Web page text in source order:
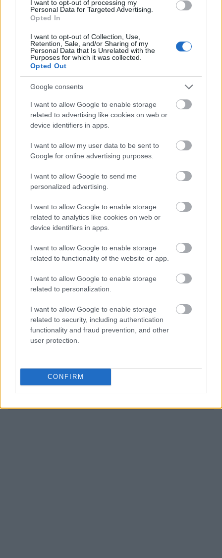
I want to opt-out of processing my
Personal Data for Targeted Advertising.
Opted In
I want to opt-out of Collection, Use,
Retention, Sale, and/or Sharing of my
Personal Data that Is Unrelated with the
Purposes for which it was collected.
Opted Out
Google consents
I want to allow Google to enable storage
related to advertising like cookies on web or
device identifiers in apps.
I want to allow my user data to be sent to
Google for online advertising purposes.
I want to allow Google to send me
personalized advertising.
I want to allow Google to enable storage
related to analytics like cookies on web or
device identifiers in apps.
I want to allow Google to enable storage
related to functionality of the website or app.
I want to allow Google to enable storage
related to personalization.
I want to allow Google to enable storage
related to security, including authentication
functionality and fraud prevention, and other
user protection.
CONFIRM
από τα λάθη τους», εξήγησε επισημαίνοντας ότι
AlphaZero (σ.σ. συστήματα τεχνητής νοημοσύνης
που αναπτύχθηκαν από την Google DeepMind).
Στα χρόνια που ακολούθησαν συμμετείχε σε
μερικά από τα σημαντικότερα breakthroughs της
σύγχρονης AI, ενώ πριν αποχωρήσει από τη
DeepMind εργαζόταν στο Gemini ως επικεφαλής
reinforcement learning. Το 2024 αποχώρησε κι
αποφάσισε να δημιουργήσει τη Reflection AI, για
να χτίσει αυτό που ο ίδιος περιγράφει ως το
επόμενο βήμα της τεχνητής νοημοσύνης, που
μοιάζει με την αμερικανική εκδοχή της Deep Seek.
Ο αρχικός στόχος της Reflecion AI
ήταν να
δημιουργήσει autonomous coding agents, AI
συστήματα δηλαδή που δεν προτείνουν απλώς
κώδικα αλλά μπορούν να κατανοήσουν ένα μεγάλο
codebase, να εντοπίσουν προβλήματα, να
γράψουν κώδικα, να δοκιμάσουν λύσεις και να
ολοκληρώσουν ολόκληρες εργασίες ανάπτυξης
έχει επεκτείνει το όραμά της πέρα από το
coding και να στοχεύει στην ανάπτυξη open
weight AI models
, ασπαζόμενη την αντίληψη ότι
όπως η OpenAI και η Anthropic.